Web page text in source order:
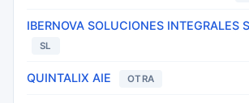
IBERNOVA SOLUCIONES INTEGRALES
SL
QUINTALIX AIE OTRA